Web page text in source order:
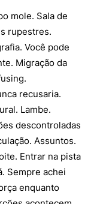
mole. Sala de
rupestres.
Você pode
Migração da
recusaria.
Lambe.
descontroladas
Assuntos.
Entrar na pista
Sempre achei
enquanto